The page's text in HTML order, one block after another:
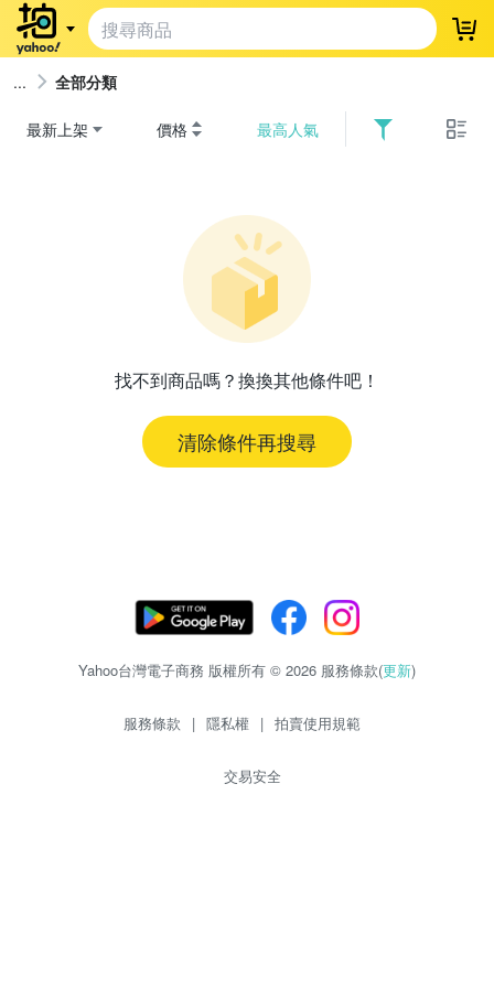
登
全部分類
最新上架 價格 最高人氣
找不到商品嗎？換換其他條件吧！
清除條件再搜尋
Yahoo台灣電子商務 版權所有 © 2026 服務條款(更新)
服務條款 | 隱私權 | 拍賣使用規範
交易安全